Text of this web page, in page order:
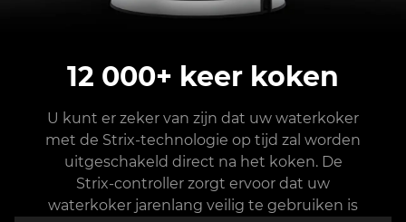
12 000+ keer koken
U kunt er zeker van zijn dat uw waterkoker
met de Strix-technologie op tijd zal worden
uitgeschakeld direct na het koken. De
Strix-controller zorgt ervoor dat uw
waterkoker jarenlang veilig te gebruiken is